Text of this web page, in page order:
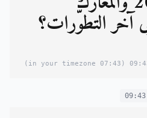
التطوّرات؟
(07:43 in your timezone)
09:43